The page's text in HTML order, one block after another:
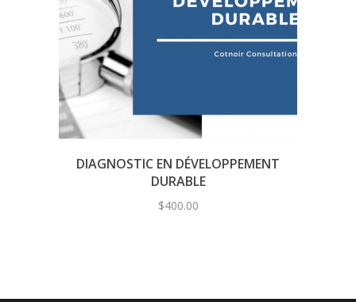
DIAGNOSTIC EN DÉVELOPPEMENT
DURABLE
$400.00